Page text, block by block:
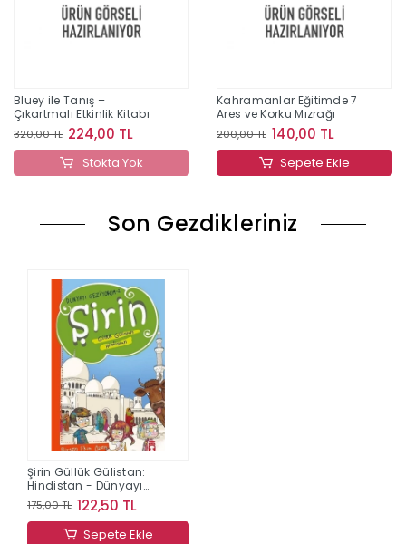
Bluey ile Tanış –
Çıkartmalı Etkinlik Kitabı
320,00 TL 224,00 TL
Stokta Yok
Kahramanlar Eğitimde 7
Ares ve Korku Mızrağı
200,00 TL 140,00 TL
Sepete Ekle
Son Gezdikleriniz
Şirin Güllük Gülistan:
Hindistan - Dünyayı
Geziyorum 2
175,00 TL 122,50 TL
Sepete Ekle